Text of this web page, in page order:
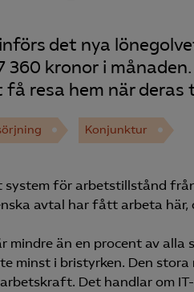
införs det nya
kronor i
resa hem när deras
Konjunktur
för arbetstillstånd
avtal har fått arbeta här,
mindre än en procent av
minst i bristyrken. Den
Det handlar om